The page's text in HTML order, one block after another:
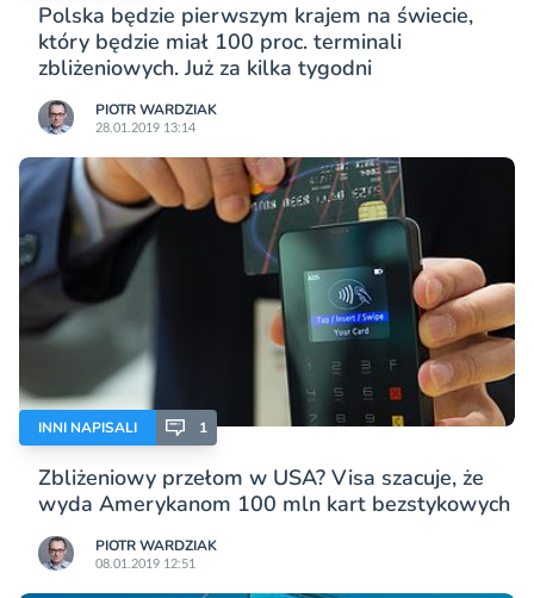
Polska będzie pierwszym krajem na świecie,
który będzie miał 100 proc. terminali
zbliżeniowych. Już za kilka tygodni
PIOTR WARDZIAK
28.01.2019 13:14
INNI NAPISALI 1
Zbliżeniowy przełom w USA? Visa szacuje, że
wyda Amerykanom 100 mln kart bezstykowych
PIOTR WARDZIAK
08.01.2019 12:51